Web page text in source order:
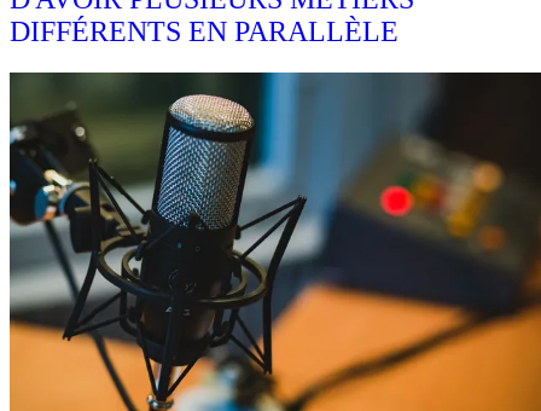
DIFFÉRENTS EN PARALLÈLE